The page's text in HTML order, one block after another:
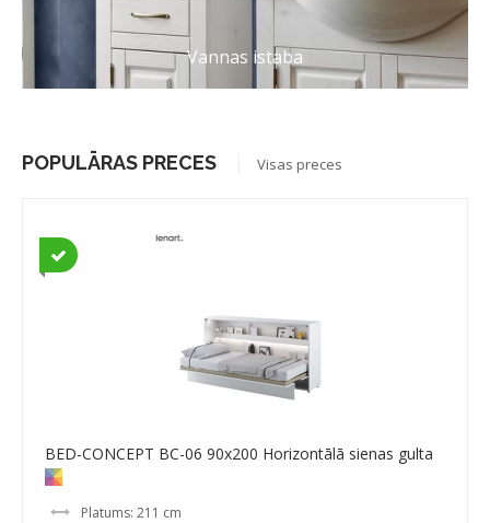
Vannas istaba
POPULĀRAS PRECES Visas preces
BED-CONCEPT BC-06 90x200 Horizontālā sienas gulta
Platums: 211 cm